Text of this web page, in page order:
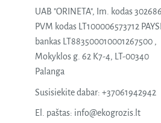
UAB "ORINETA", Im. kodas
PVM kodas LT100006573712
bankas LT883500010001267500 ,
Mokyklos g. 62 K7-4, LT-00340
Palanga
Susisiekite dabar: +37061942942
El. paštas: info@ekogrozis.lt